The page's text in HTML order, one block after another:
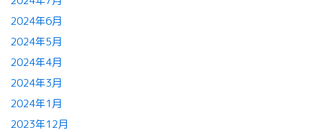
2024年6月
2024年5月
2024年4月
2024年3月
2024年1月
2023年12月